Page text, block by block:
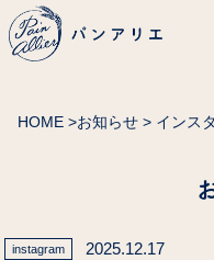
HOME >お知らせ > インス
instagram 2025.12.17